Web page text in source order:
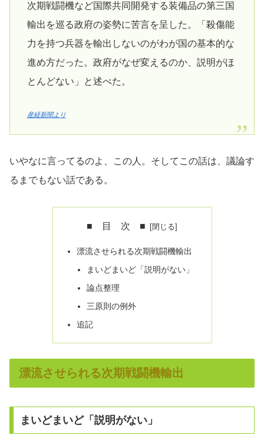
次期戦闘機など国際共同開発する装備品の第三国
輸出を巡る政府の姿勢に苦言を呈した。「殺傷能
力を持つ兵器を輸出しないのがわが国の基本的な
進め方だった。政府がなぜ変えるのか、説明がほ
とんどない」と述べた。
産経新聞より
いやなに言ってるのよ、この人。そしてこの話は、議論す
るまでもない話である。
■ 目 次 ■
漂流させられる次期戦闘機輸出
まいどまいど「説明がない」
論点整理
三原則の例外
追記
漂流させられる次期戦闘機輸出
まいどまいど「説明がない」